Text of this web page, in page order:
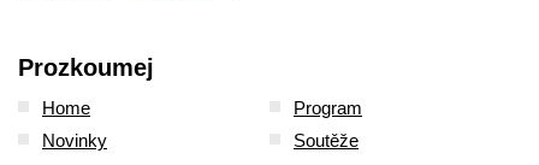
Prozkoumej
Home
Program
Novinky
Soutěže